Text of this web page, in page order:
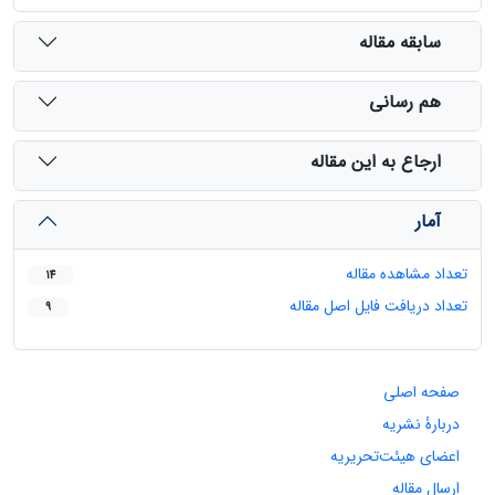
سابقه مقاله
هم رسانی
ارجاع به این مقاله
آمار
تعداد مشاهده مقاله 14
تعداد دریافت فایل اصل مقاله 9
صفحه اصلی
دربارۀ نشریه
اعضای هیئت‌تحریریه
ارسال مقاله